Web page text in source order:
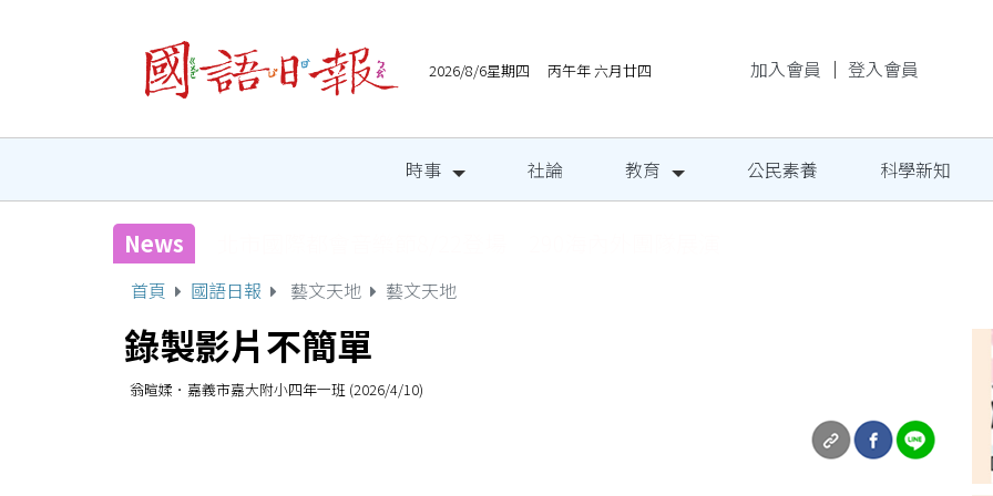
2026/8/6星期四 丙午年 六月廿四 加入會員 ｜ 登入會員
時事 社論 教育 公民素養 科學新知
News
首頁 國語日報 藝文天地 藝文天地
錄製影片不簡單
翁暄媃．嘉義市嘉大附小四年一班 (2026/4/10)